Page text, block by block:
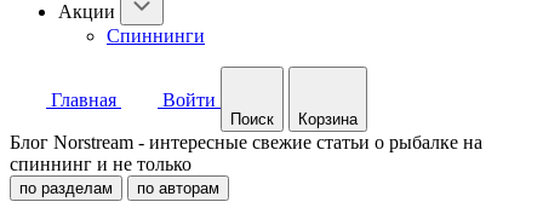
Акции
Спиннинги
Главная Войти
Поиск Корзина
Блог Norstream - интересные свежие статьи о рыбалке на
спиннинг и не только
по разделам по авторам